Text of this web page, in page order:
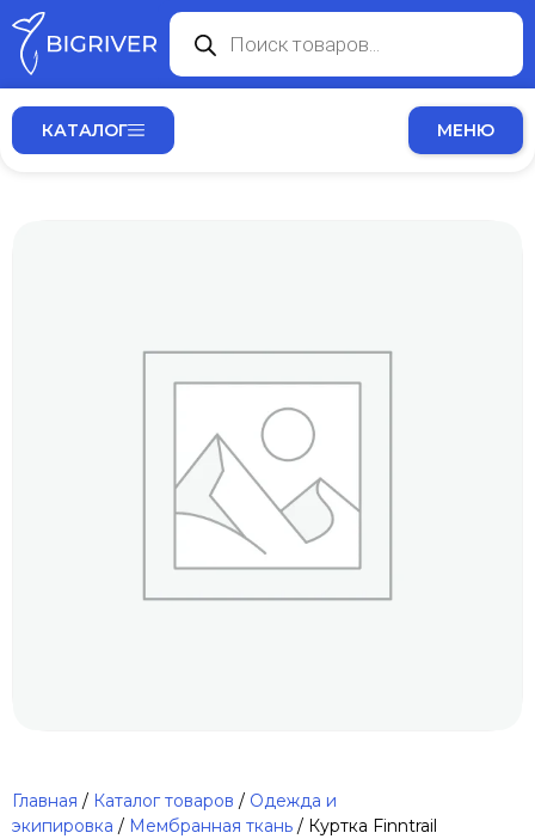
КАТАЛОГ МЕНЮ
Главная / Каталог товаров / Одежда и
экипировка / Мембранная ткань / Куртка Finntrail